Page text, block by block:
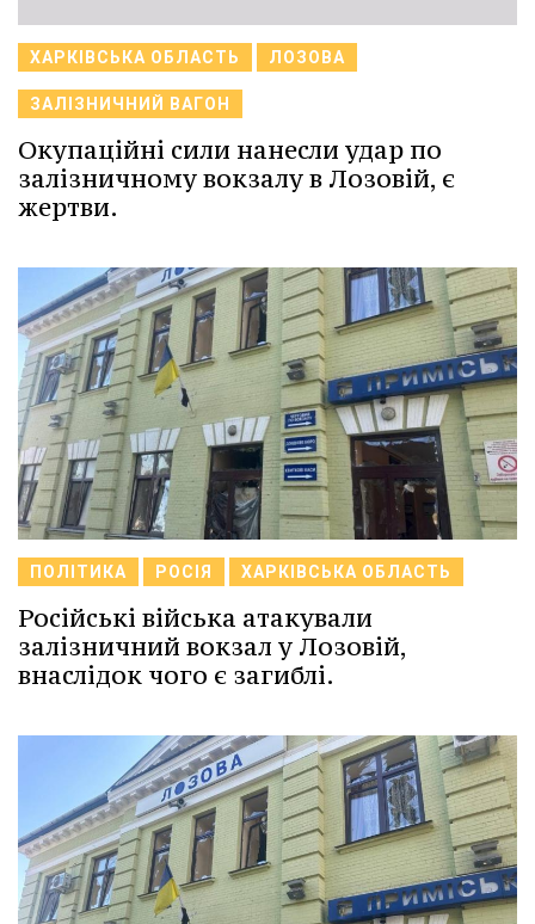
ХАРКІВСЬКА ОБЛАСТЬ ЛОЗОВА
ЗАЛІЗНИЧНИЙ ВАГОН
Окупаційні сили нанесли удар по
залізничному вокзалу в Лозовій, є
жертви.
ПОЛІТИКА РОСІЯ ХАРКІВСЬКА ОБЛАСТЬ
Російські війська атакували
залізничний вокзал у Лозовій,
внаслідок чого є загиблі.